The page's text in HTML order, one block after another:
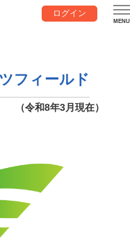
ログイン
フィールド
（令和8年3月現在）